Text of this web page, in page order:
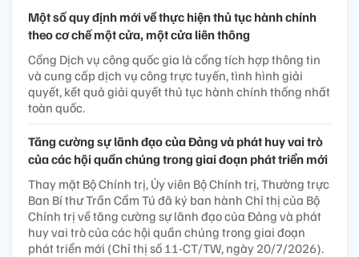
Một số quy định mới về thực hiện thủ tục hành chính
theo cơ chế một cửa, một cửa liên thông
Cổng Dịch vụ công quốc gia là cổng tích hợp thông tin
và cung cấp dịch vụ công trực tuyến, tình hình giải
quyết, kết quả giải quyết thủ tục hành chính thống nhất
toàn quốc.
Tăng cường sự lãnh đạo của Đảng và phát huy vai trò
của các hội quần chúng trong giai đoạn phát triển mới
Thay mặt Bộ Chính trị, Ủy viên Bộ Chính trị, Thường trực
Ban Bí thư Trần Cẩm Tú đã ký ban hành Chỉ thị của Bộ
Chính trị về tăng cường sự lãnh đạo của Đảng và phát
huy vai trò của các hội quần chúng trong giai đoạn
phát triển mới (Chỉ thị số 11-CT/TW, ngày 20/7/2026).